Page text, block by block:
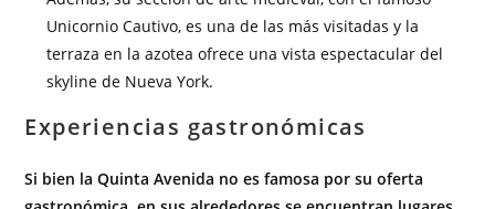
Unicornio Cautivo, es una de las más visitadas y la
terraza en la azotea ofrece una vista espectacular del
skyline de Nueva York.
Experiencias gastronómicas
Si bien la Quinta Avenida no es famosa por su oferta